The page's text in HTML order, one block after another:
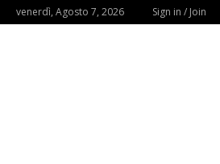
venerdì, Agosto 7, 2026 Sign in / Join